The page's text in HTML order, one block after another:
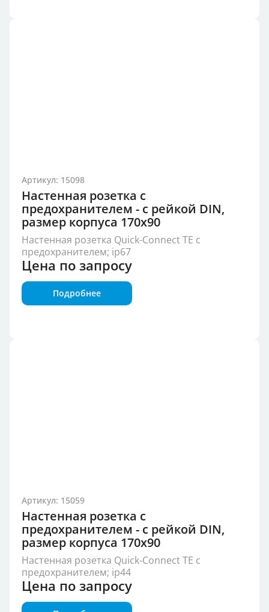
Артикул: 15098
Настенная розетка с
предохранителем - с рейкой DIN,
размер корпуса 170x90
Настенная розетка Quick-Connect TE с
предохранителем; ip67
Цена по запросу
Подробнее
Артикул: 15059
Настенная розетка с
предохранителем - с рейкой DIN,
размер корпуса 170x90
Настенная розетка Quick-Connect TE с
предохранителем; ip44
Цена по запросу